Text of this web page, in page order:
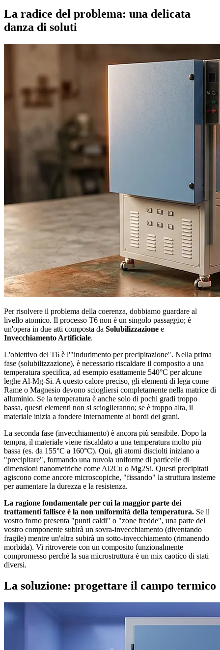
La radice del problema: una delicata
danza di soluti
Per risolvere il problema della coerenza, dobbiamo guardare al
livello atomico. Il processo T6 non è un singolo passaggio; è
un'opera in due atti composta da Solubilizzazione e
Invecchiamento Artificiale.
L'obiettivo del T6 è l'"indurimento per precipitazione". Nella prima
fase (solubilizzazione), è necessario riscaldare il composito a una
temperatura specifica, ad esempio esattamente 540°C per alcune
leghe Al-Mg-Si. A questo calore preciso, gli elementi di lega come
Rame o Magnesio devono sciogliersi completamente nella matrice di
alluminio. Se la temperatura è anche solo di pochi gradi troppo
bassa, questi elementi non si scioglieranno; se è troppo alta, il
materiale inizia a fondere internamente ai bordi dei grani.
La seconda fase (invecchiamento) è ancora più sensibile. Dopo la
tempra, il materiale viene riscaldato a una temperatura molto più
bassa (es. da 155°C a 160°C). Qui, gli atomi disciolti iniziano a
"precipitare", formando una nuvola uniforme di particelle di
dimensioni nanometriche come Al2Cu o Mg2Si. Questi precipitati
agiscono come ancore microscopiche, "fissando" la struttura insieme
per aumentare la durezza e la resistenza.
La ragione fondamentale per cui la maggior parte dei
trattamenti fallisce è la non uniformità della temperatura. Se il
vostro forno presenta "punti caldi" o "zone fredde", una parte del
vostro componente subirà un sovra-invecchiamento (diventando
fragile) mentre un'altra subirà un sotto-invecchiamento (rimanendo
morbida). Vi ritroverete con un composito funzionalmente
compromesso perché la sua microstruttura è un mix caotico di stati
diversi.
La soluzione: progettare il campo termico